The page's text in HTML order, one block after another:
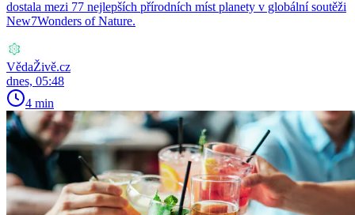
dostala mezi 77 nejlepších přírodních míst planety v globální soutěži
New7Wonders of Nature.
VědaŽivě.cz
dnes, 05:48
4 min